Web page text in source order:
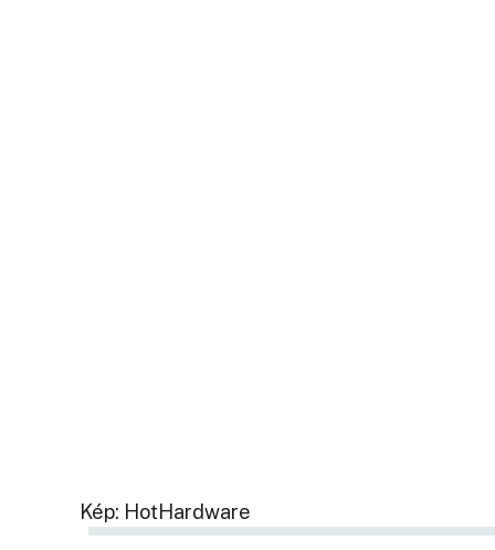
Kép: HotHardware